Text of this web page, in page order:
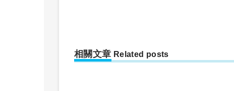
相關文章 Related posts